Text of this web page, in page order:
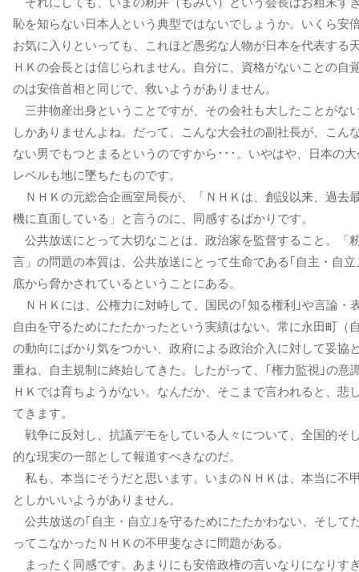
恥を知らない日本人という典型ではないでしょうか。いくら安
お気に入りといっても、これほど愚劣な人物が日本を代表する
ＨＫの会長とは信じられません。自分に、資格がないことの自
のは安倍首相と同じで、救いようがありません。
三井物産出身ということですが、その会社も大したことがな
しかありませんよね。だって、こんな大会社の副社長が、こん
ない男でもつとまるというのですから･･･。いやはや、日本の
レベルも地に墜ちたものです。
ＮＨＫの元総合企画室局長が、「ＮＨＫは、創設以来、過去
機に直面している」と言うのに、同感するばかりです。
公共放送にとって大切なことは、政治家を監督すること。「
言」の問題の本質は、公共放送にとって生命である｢自主・自立
底から脅かされているということにある。
ＮＨＫには、公権力に対峙して、国民の｢知る権利｣や言論・
自由を守るためにたたかったという実績はない。常に永田町（
の動向にばかり気をつかい、政府による政治介入に対して妥協
重ね、自主規制に終始してきた。したがって、｢権力監視｣の意
ＨＫでは育ちようがない。なんだか、そこまで言われると、悲
てきます。
戦争に反対し、抗議デモをしている人々について、全国的そ
的な現実の一部として報道すべきなのだ。
私も、本当にそうだと思います。いまのＮＨＫは、本当に不
としかいいようがありません。
公共放送の｢自主・自立｣を守るためにたたかわない、そして
ってこなかったＮＨＫの不甲斐なさに問題がある。
まったく同感です。あまりにも安倍政権の言いなりになりす